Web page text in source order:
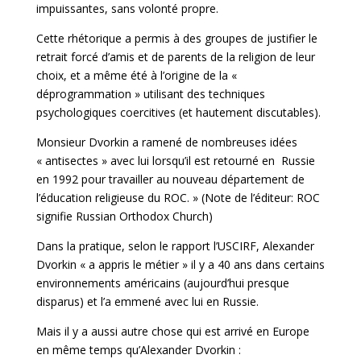
impuissantes, sans volonté propre.
Cette rhétorique a permis à des groupes de justifier le
retrait forcé d’amis et de parents de la religion de leur
choix, et a même été à l’origine de la «
déprogrammation » utilisant des techniques
psychologiques coercitives (et hautement discutables).
Monsieur Dvorkin a ramené de nombreuses idées
« antisectes » avec lui lorsqu’il est retourné en Russie
en 1992 pour travailler au nouveau département de
l’éducation religieuse du ROC. » (Note de l’éditeur: ROC
signifie Russian Orthodox Church)
Dans la pratique, selon le rapport l’USCIRF, Alexander
Dvorkin « a appris le métier » il y a 40 ans dans certains
environnements américains (aujourd’hui presque
disparus) et l’a emmené avec lui en Russie.
Mais il y a aussi autre chose qui est arrivé en Europe
en même temps qu’Alexander Dvorkin :